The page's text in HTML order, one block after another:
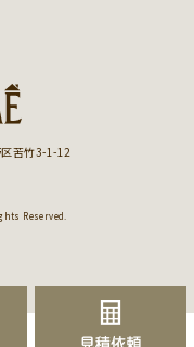
苦竹3-1-12
Reserved.